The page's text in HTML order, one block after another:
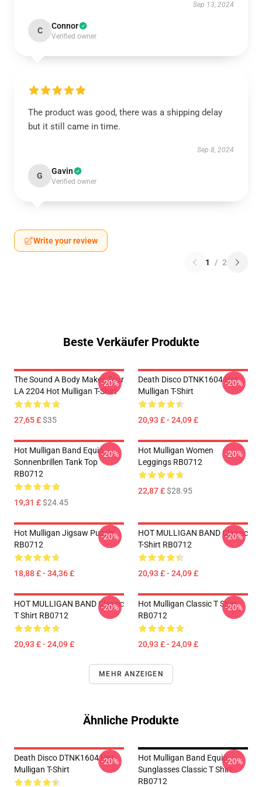
Sep 13, 2024
C Connor
Verified owner
The product was good, there was a shipping delay
but it still came in time.
Sep 8, 2024
G Gavin
Verified owner
Write your review
1 / 2
Beste Verkäufer Produkte
The Sound A Body Makes Tour
LA 2204 Hot Mulligan T-Shirt
27,65 £$35
-20%
Death Disco DTNK1604 Hot
Mulligan T-Shirt
20,93 £ - 24,09 £
-20%
Hot Mulligan Band Equip
Sonnenbrillen Tank Top
RB0712
19,31 £$24.45
-20%
Hot Mulligan Women
Leggings RB0712
22,87 £$28.95
-20%
Hot Mulligan Jigsaw Puzzle
RB0712
18,88 £ - 34,36 £
-20%
HOT MULLIGAN BAND Classic
T-Shirt RB0712
20,93 £ - 24,09 £
-20%
HOT MULLIGAN BAND Classic
T Shirt RB0712
20,93 £ - 24,09 £
-20%
Hot Mulligan Classic T Shirt
RB0712
20,93 £ - 24,09 £
-20%
MEHR ANZEIGEN
Ähnliche Produkte
Death Disco DTNK1604 Hot
Mulligan T-Shirt
-20%
Hot Mulligan Band Equip
Sunglasses Classic T Shirt
RB0712
-20%